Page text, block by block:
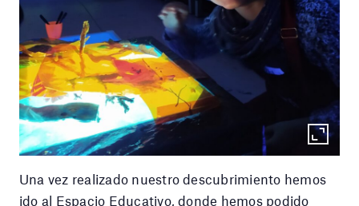
Una vez realizado nuestro descubrimiento hemos
ido al Espacio Educativo, donde hemos podido